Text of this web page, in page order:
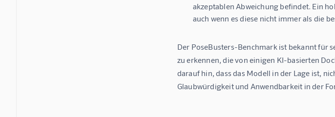
akzeptablen Abweichung befindet. Ein
auch wenn es diese nicht immer als die
Der PoseBusters-Benchmark ist bekannt für
zu erkennen, die von einigen KI-basierten
darauf hin, dass das Modell in der Lage ist,
Glaubwürdigkeit und Anwendbarkeit in der